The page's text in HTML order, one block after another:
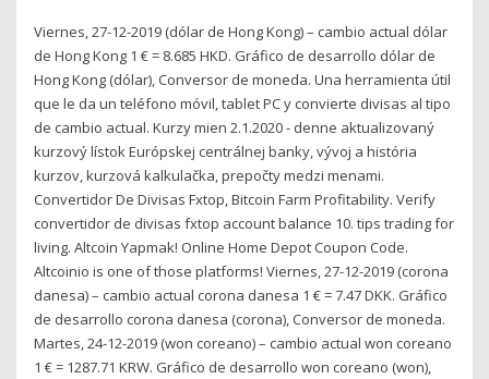
Viernes, 27-12-2019 (dólar de Hong Kong) – cambio actual dólar
de Hong Kong 1 € = 8.685 HKD. Gráfico de desarrollo dólar de
Hong Kong (dólar), Conversor de moneda. Una herramienta útil
que le da un teléfono móvil, tablet PC y convierte divisas al tipo
de cambio actual. Kurzy mien 2.1.2020 - denne aktualizovaný
kurzový lístok Európskej centrálnej banky, vývoj a história
kurzov, kurzová kalkulačka, prepočty medzi menami.
Convertidor De Divisas Fxtop, Bitcoin Farm Profitability. Verify
convertidor de divisas fxtop account balance 10. tips trading for
living. Altcoin Yapmak! Online Home Depot Coupon Code.
Altcoinio is one of those platforms! Viernes, 27-12-2019 (corona
danesa) – cambio actual corona danesa 1 € = 7.47 DKK. Gráfico
de desarrollo corona danesa (corona), Conversor de moneda.
Martes, 24-12-2019 (won coreano) – cambio actual won coreano
1 € = 1287.71 KRW. Gráfico de desarrollo won coreano (won),